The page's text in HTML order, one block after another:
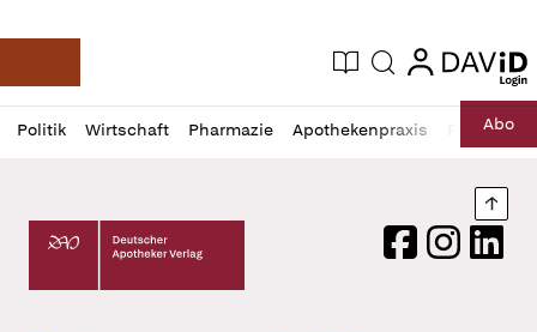
Deutsche Apotheker Zeitung
Aktuelle Ausgabe
Suche login
login
Politik Wirtschaft Pharmazie Apothekenpraxis RechtAbo
Profil
öffnen
Daz
Pur
Deutscher Apotheker Verlag Logo
FacebookInstagram